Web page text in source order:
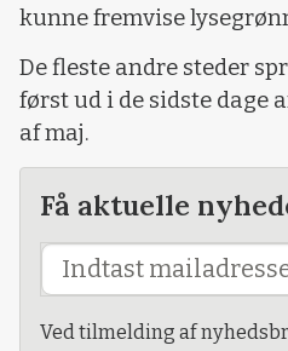
kunne fremvise
De fleste andre steder
først ud i de sidste dage
af maj.
Få aktuelle
Ved tilmelding af